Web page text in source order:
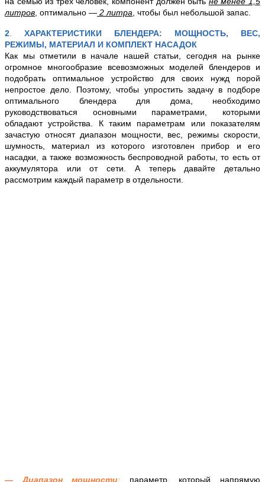
литров, оптимально — 2 литра, чтобы был небольшой запас.
2. ХАРАКТЕРИСТИКИ БЛЕНДЕРА: МОЩНОСТЬ, ВЕС,
РЕЖИМЫ, МАТЕРИАЛ И КОМПЛЕКТ НАСАДОК
Как мы отметили в начале нашей статьи, сегодня на рынке
огромное многообразие всевозможных моделей блендеров и
подобрать оптимальное устройство для своих нужд порой
непростое дело. Поэтому, чтобы упростить задачу в подборе
оптимального блендера для дома, необходимо
руководствоваться основными параметрами, которыми
обладают устройства. К таким параметрам или показателям
зачастую относят диапазон мощности, вес, режимы скорости,
шумность, материал из которого изготовлен прибор и его
насадки, а также возможность беспроводной работы, то есть от
аккумулятора или от сети. А теперь давайте детально
рассмотрим каждый параметр в отдельности.
— Диапазон мощности: параметр, который напрямую